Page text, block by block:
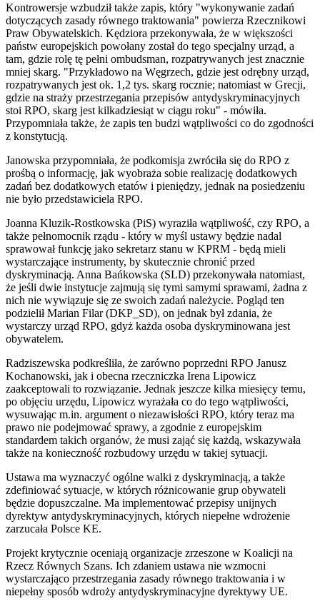
Kontrowersje wzbudził także zapis, który "wykonywanie zadań
dotyczących zasady równego traktowania" powierza Rzecznikowi
Praw Obywatelskich. Kędziora przekonywała, że w większości
państw europejskich powołany został do tego specjalny urząd, a
tam, gdzie rolę tę pełni ombudsman, rozpatrywanych jest znacznie
mniej skarg. "Przykładowo na Węgrzech, gdzie jest odrębny urząd,
rozpatrywanych jest ok. 1,2 tys. skarg rocznie; natomiast w Grecji,
gdzie na straży przestrzegania przepisów antydyskryminacyjnych
stoi RPO, skarg jest kilkadziesiąt w ciągu roku" - mówiła.
Przypomniała także, że zapis ten budzi wątpliwości co do zgodności
z konstytucją.
Janowska przypomniała, że podkomisja zwróciła się do RPO z
prośbą o informację, jak wyobraża sobie realizację dodatkowych
zadań bez dodatkowych etatów i pieniędzy, jednak na posiedzeniu
nie było przedstawiciela RPO.
Joanna Kluzik-Rostkowska (PiS) wyraziła wątpliwość, czy RPO, a
także pełnomocnik rządu - który w myśl ustawy będzie nadal
sprawował funkcję jako sekretarz stanu w KPRM - będą mieli
wystarczające instrumenty, by skutecznie chronić przed
dyskryminacją. Anna Bańkowska (SLD) przekonywała natomiast,
że jeśli dwie instytucje zajmują się tymi samymi sprawami, żadna z
nich nie wywiązuje się ze swoich zadań należycie. Pogląd ten
podzielił Marian Filar (DKP_SD), on jednak był zdania, że
wystarczy urząd RPO, gdyż każda osoba dyskryminowana jest
obywatelem.
Radziszewska podkreśliła, że zarówno poprzedni RPO Janusz
Kochanowski, jak i obecna rzeczniczka Irena Lipowicz
zaakceptowali to rozwiązanie. Jednak jeszcze kilka miesięcy temu,
po objęciu urzędu, Lipowicz wyrażała co do tego wątpliwości,
wysuwając m.in. argument o niezawisłości RPO, który teraz ma
prawo nie podejmować sprawy, a zgodnie z europejskim
standardem takich organów, że musi zająć się każdą, wskazywała
także na konieczność rozbudowy urzędu w takiej sytuacji.
Ustawa ma wyznaczyć ogólne walki z dyskryminacją, a także
zdefiniować sytuacje, w których różnicowanie grup obywateli
będzie dopuszczalne. Ma implementować przepisy unijnych
dyrektyw antydyskryminacyjnych, których niepełne wdrożenie
zarzucała Polsce KE.
Projekt krytycznie oceniają organizacje zrzeszone w Koalicji na
Rzecz Równych Szans. Ich zdaniem ustawa nie wzmocni
wystarczająco przestrzegania zasady równego traktowania i w
niepełny sposób wdroży antydyskryminacyjne dyrektywy UE.